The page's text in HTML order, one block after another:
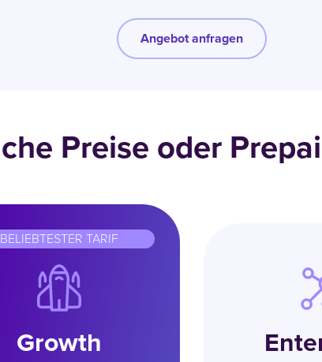
Angebot anfragen
Preise oder
BELIEBTESTER TARIF
Growth